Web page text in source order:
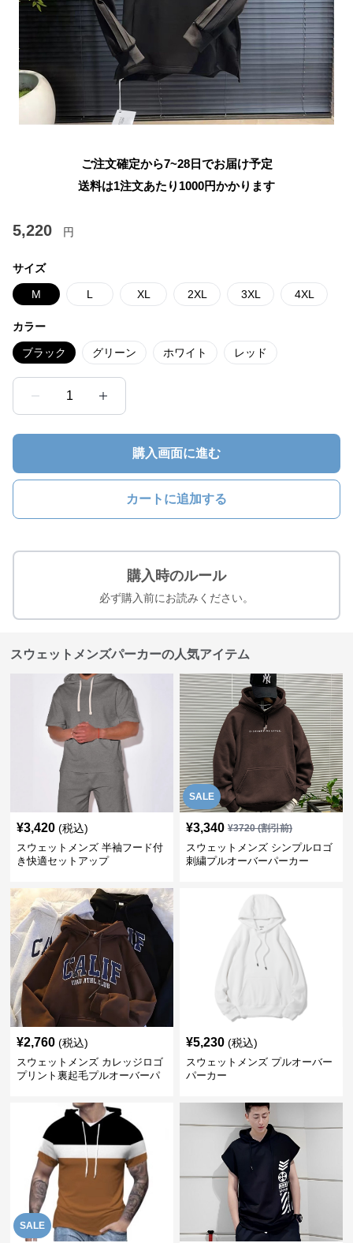
ご注文確定から7~28日でお届け予定
送料は1注文あたり 1000円かかります
5,220 円
サイズ
M L XL 2XL 3XL 4XL
カラー
ブラック グリーン ホワイト レッド
1
購入画面に進む
カートに追加する
購入時のルール
必ず購入前にお読みください。
スウェットメンズパーカーの人気アイテム
¥3,420 (税込)
スウェットメンズ 半袖フード付
き快適セットアップ
SALE
¥3,340 ¥3720(割引前)
スウェットメンズ シンプルロゴ
刺繍プルオーバーパーカー
¥2,760 (税込)
スウェットメンズ カレッジロゴ
プリント裏起毛プルオーバーパ
¥5,230 (税込)
スウェットメンズ プルオーバー
パーカー
SALE